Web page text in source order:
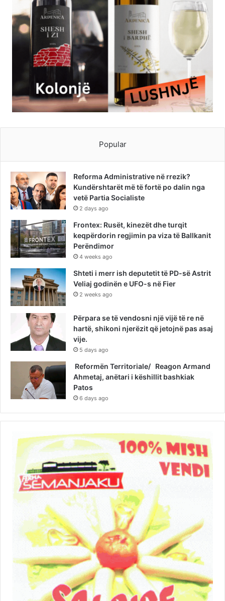
Popular
Reforma Administrative në rrezik?
Kundërshtarët më të fortë po dalin nga
vetë Partia Socialiste
2 days ago
Frontex: Rusët, kinezët dhe turqit
keqpërdorin regjimin pa viza të Ballkanit
Perëndimor
4 weeks ago
Shteti i merr ish deputetit të PD-së Astrit
Veliaj godinën e UFO-s në Fier
2 weeks ago
Përpara se të vendosni një vijë të re në
hartë, shikoni njerëzit që jetojnë pas asaj
vije.
5 days ago
Reformën Territoriale/ Reagon Armand
Ahmetaj, anëtari i këshillit bashkiak
Patos
6 days ago